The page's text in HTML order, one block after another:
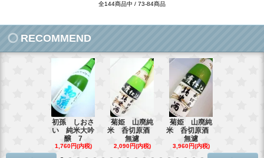
全144商品中 / 73-84商品
RECOMMEND
初孫 しおさ
い 純米大吟
醸 7
1,760円(内税)
菊姫 山廃純
米 呑切原酒
無濾
2,090円(内税)
菊姫 山廃純
米 呑切原酒
無濾
3,960円(内税)